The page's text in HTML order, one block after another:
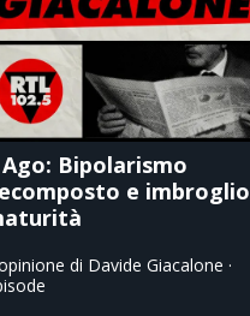
Ago: Bipolarismo
e imbroglio
di Davide Giacalone ·